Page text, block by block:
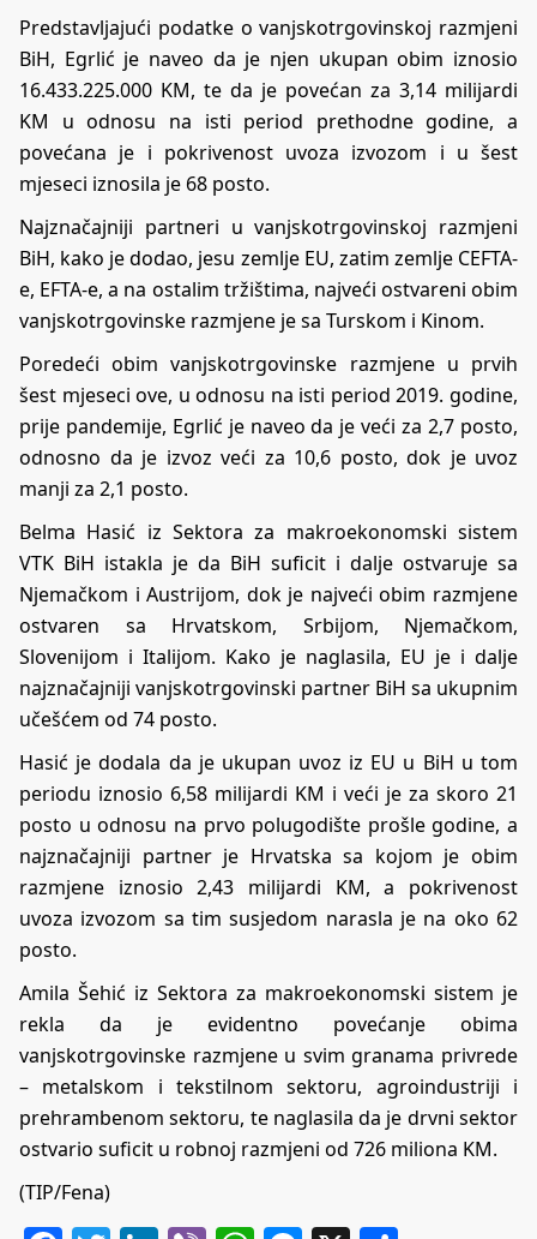
Predstavljajući podatke o vanjskotrgovinskoj razmjeni
BiH, Egrlić je naveo da je njen ukupan obim iznosio
16.433.225.000 KM, te da je povećan za 3,14 milijardi
KM u odnosu na isti period prethodne godine, a
povećana je i pokrivenost uvoza izvozom i u šest
mjeseci iznosila je 68 posto.
Najznačajniji partneri u vanjskotrgovinskoj razmjeni
BiH, kako je dodao, jesu zemlje EU, zatim zemlje CEFTA-
e, EFTA-e, a na ostalim tržištima, najveći ostvareni obim
vanjskotrgovinske razmjene je sa Turskom i Kinom.
Poredeći obim vanjskotrgovinske razmjene u prvih
šest mjeseci ove, u odnosu na isti period 2019. godine,
prije pandemije, Egrlić je naveo da je veći za 2,7 posto,
odnosno da je izvoz veći za 10,6 posto, dok je uvoz
manji za 2,1 posto.
Belma Hasić iz Sektora za makroekonomski sistem
VTK BiH istakla je da BiH suficit i dalje ostvaruje sa
Njemačkom i Austrijom, dok je najveći obim razmjene
ostvaren sa Hrvatskom, Srbijom, Njemačkom,
Slovenijom i Italijom. Kako je naglasila, EU je i dalje
najznačajniji vanjskotrgovinski partner BiH sa ukupnim
učešćem od 74 posto.
Hasić je dodala da je ukupan uvoz iz EU u BiH u tom
periodu iznosio 6,58 milijardi KM i veći je za skoro 21
posto u odnosu na prvo polugodište prošle godine, a
najznačajniji partner je Hrvatska sa kojom je obim
razmjene iznosio 2,43 milijardi KM, a pokrivenost
uvoza izvozom sa tim susjedom narasla je na oko 62
posto.
Amila Šehić iz Sektora za makroekonomski sistem je
rekla da je evidentno povećanje obima
vanjskotrgovinske razmjene u svim granama privrede
– metalskom i tekstilnom sektoru, agroindustriji i
prehrambenom sektoru, te naglasila da je drvni sektor
ostvario suficit u robnoj razmjeni od 726 miliona KM.
(TIP/Fena)